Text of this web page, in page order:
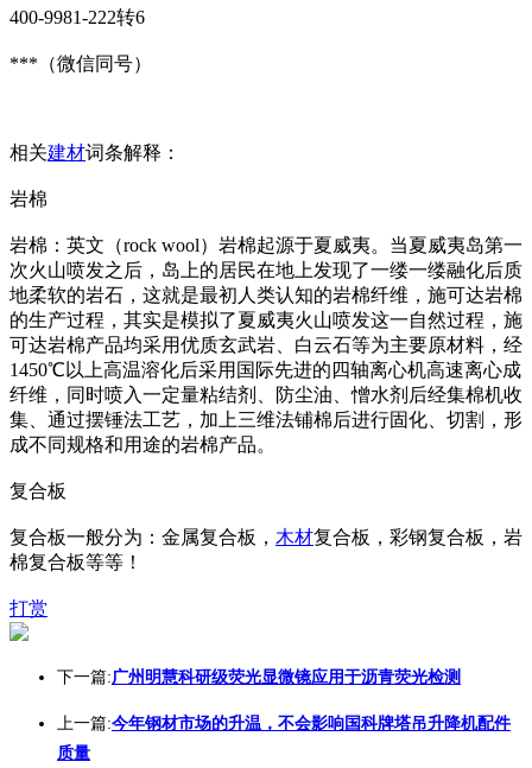
400-9981-222转6
***（微信同号）
相关建材词条解释：
岩棉
岩棉：英文（rock wool）岩棉起源于夏威夷。当夏威夷岛第一
次火山喷发之后，岛上的居民在地上发现了一缕一缕融化后质
地柔软的岩石，这就是最初人类认知的岩棉纤维，施可达岩棉
的生产过程，其实是模拟了夏威夷火山喷发这一自然过程，施
可达岩棉产品均采用优质玄武岩、白云石等为主要原材料，经
1450℃以上高温溶化后采用国际先进的四轴离心机高速离心成
纤维，同时喷入一定量粘结剂、防尘油、憎水剂后经集棉机收
集、通过摆锤法工艺，加上三维法铺棉后进行固化、切割，形
成不同规格和用途的岩棉产品。
复合板
复合板一般分为：金属复合板， 木材复合板，彩钢复合板，岩
棉复合板等等！
打赏
下一篇:广州明慧科研级荧光显微镜应用于沥青荧光检测
上一篇:今年钢材市场的升温，不会影响国科牌塔吊升降机配件
质量